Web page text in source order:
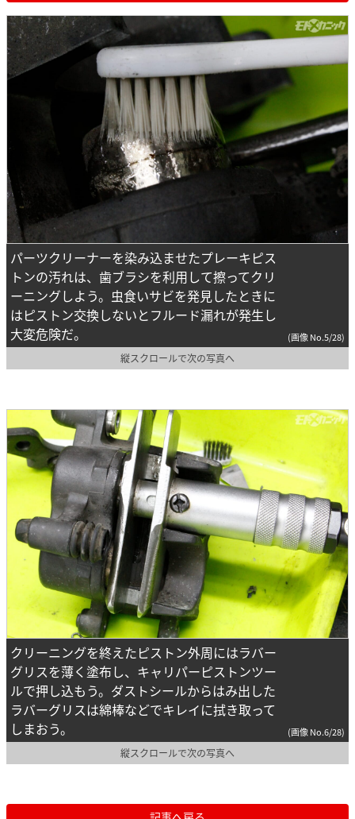
パーツクリーナーを染み込ませたプレーキピス
トンの汚れは、歯ブラシを利用して擦ってクリ
ーニングしよう。虫食いサビを発見したときに
はピストン交換しないとフルード漏れが発生し
大変危険だ。
(画像 No.5/28)
縦スクロールで次の写真へ
クリーニングを終えたピストン外周にはラバー
グリスを薄く塗布し、キャリパーピストンツー
ルで押し込もう。ダストシールからはみ出した
ラバーグリスは綿棒などでキレイに拭き取って
しまおう。
(画像 No.6/28)
縦スクロールで次の写真へ